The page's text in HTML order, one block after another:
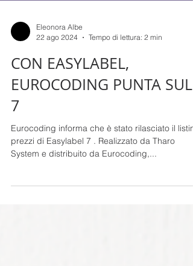
Eleonora Albe
22 ago 2024
Tempo di lettura: 2 min
CON EASYLABEL,
EUROCODING PUNTA SUL
7
prezzi di Easylabel 7 . Realizzato da Tharo